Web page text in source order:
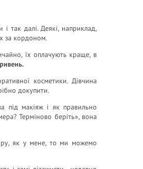
так далі. Деякі, наприклад,
за кордоном.
їх оплачують краще, в
косметики. Дівчина
докупити.
під макіяж і як правильно
Терміново беріть», вона
як у мене, то ми можемо